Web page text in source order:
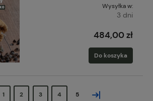
Wysyłka w:
3 dni
484,00 zł
Do koszyka
1 2 3 4 5 »